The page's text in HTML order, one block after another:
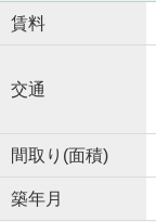
賃料
交通
間取り(面積)
築年月